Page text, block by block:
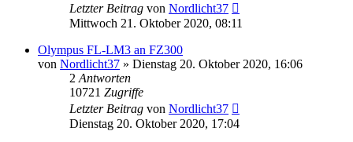
Letzter Beitrag von Nordlicht37
Mittwoch 21. Oktober 2020, 08:11
Olympus FL-LM3 an FZ300
von Nordlicht37 » Dienstag 20. Oktober 2020, 16:06
2 Antworten
10721 Zugriffe
Letzter Beitrag von Nordlicht37
Dienstag 20. Oktober 2020, 17:04